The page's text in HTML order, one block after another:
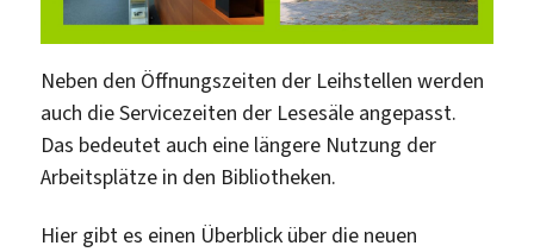
Neben den Öffnungszeiten der Leihstellen werden
auch die Servicezeiten der Lesesäle angepasst.
Das bedeutet auch eine längere Nutzung der
Arbeitsplätze in den Bibliotheken.
Hier gibt es einen Überblick über die neuen